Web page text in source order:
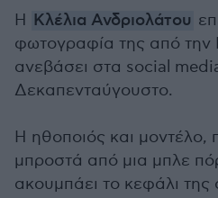
Η Κλέλια Ανδριολάτου
φωτογραφία της από την
ανεβάσει στα social
Δεκαπενταύγουστο.
Η ηθοποιός και
μπροστά από μια μπλε
ακουμπάει το κεφάλι της